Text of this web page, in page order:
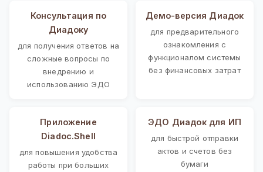
Консультация по
Диадоку
для получения ответов на
сложные вопросы по
внедрению и
использованию ЭДО
Демо-версия Диадок
для предварительного
ознакомления с
функционалом системы
без финансовых затрат
Приложение
Diadoc.Shell
для повышения удобства
работы при больших
ЭДО Диадок для ИП
для быстрой отправки
актов и счетов без
бумаги